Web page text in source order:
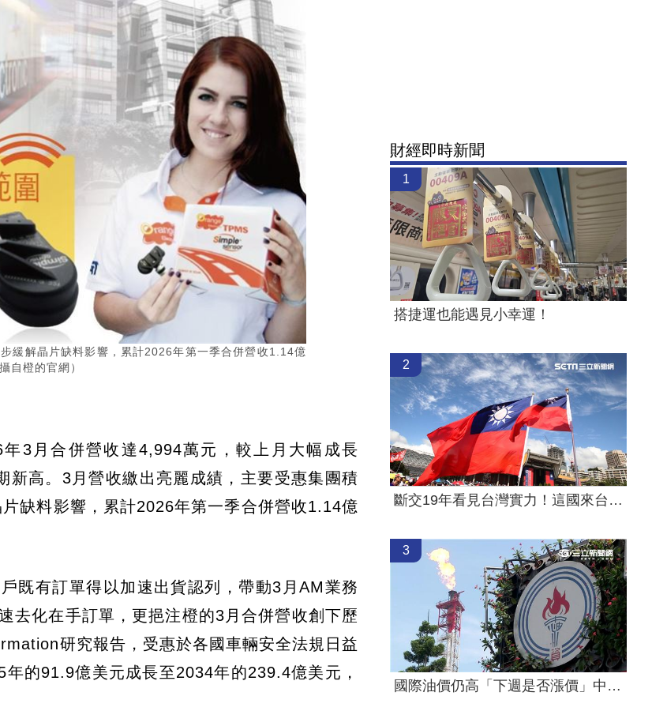
緩解晶片缺料影響，累計2026年第一季合併營收1.14億
自橙的官網）
3月合併營收達4,994萬元，較上月大幅成長
高。3月營收繳出亮麗成績，主要受惠集團積
缺料影響，累計2026年第一季合併營收1.14億
既有訂單得以加速出貨認列，帶動3月AM業務
去化在手訂單，更挹注橙的3月合併營收創下歷
研究報告，受惠於各國車輛安全法規日益
的91.9億美元成長至2034年的239.4億美元，
財經即時新聞
1
搭捷運也能遇見小幸運！
2
斷交19年看見台灣實力！這國來台尋找商機
3
國際油價仍高「下週是否漲價」中油公布了